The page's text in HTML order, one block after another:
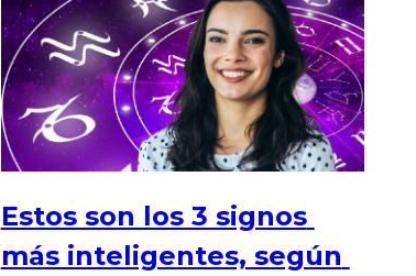
Estos son los 3 signos
más inteligentes, según